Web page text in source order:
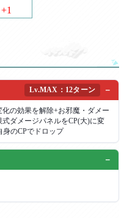
Lv.MAX：12ターン
の効果を解除+お邪魔・ダメー
ダメージパネルをCP(大)に変
のCPでドロップ